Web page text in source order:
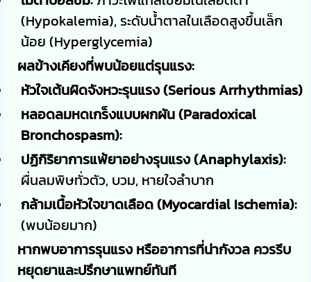
(Hypokalemia), ระดับน้ำตาลในเลือดสูงขึ้นเล็ก
น้อย (Hyperglycemia)
ผลข้างเคียงที่พบน้อยแต่รุนแรง:
หัวใจเต้นผิดจังหวะรุนแรง (Serious Arrhythmias)
หลอดลมหดเกร็งแบบผกผัน (Paradoxical
Bronchospasm):
ปฏิกิริยาการแพ้ยาอย่างรุนแรง (Anaphylaxis):
ผื่นลมพิษทั่วตัว, บวม, หายใจลำบาก
กล้ามเนื้อหัวใจขาดเลือด (Myocardial Ischemia):
(พบน้อยมาก)
หากพบอาการรุนแรง หรืออาการที่น่ากังวล ควรรีบ
หยุดยาและปรึกษาแพทย์ทันที